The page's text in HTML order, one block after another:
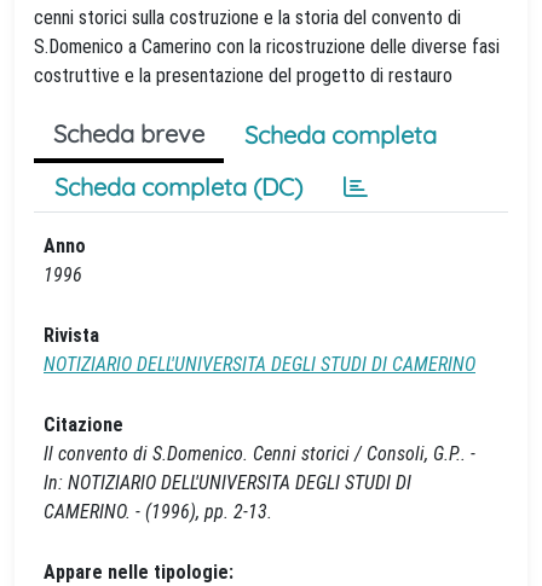
cenni storici sulla costruzione e la storia del convento di
S.Domenico a Camerino con la ricostruzione delle diverse fasi
costruttive e la presentazione del progetto di restauro
Scheda breve
Scheda completa
Scheda completa (DC)
Anno
1996
Rivista
NOTIZIARIO DELL'UNIVERSITA DEGLI STUDI DI CAMERINO
Citazione
Il convento di S.Domenico. Cenni storici / Consoli, G.P.. -
In: NOTIZIARIO DELL'UNIVERSITA DEGLI STUDI DI
CAMERINO. - (1996), pp. 2-13.
Appare nelle tipologie: